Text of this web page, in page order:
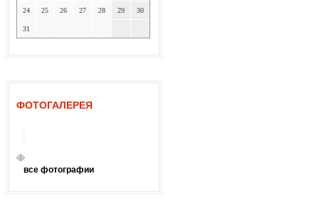
24 25 26 27 28 29 30
31
ФОТОГАЛЕРЕЯ
все фотографии